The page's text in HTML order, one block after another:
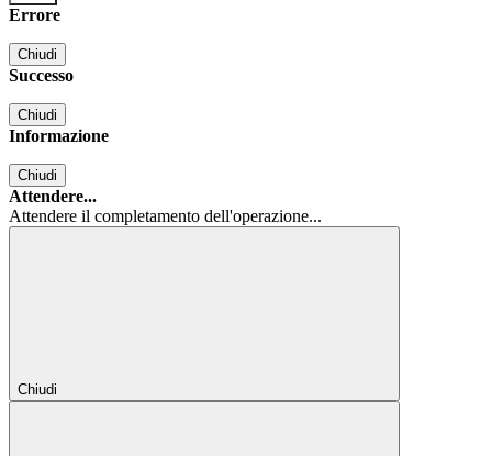
Errore
Chiudi
Successo
Chiudi
Informazione
Chiudi
Attendere...
Attendere il completamento dell'operazione...
Chiudi